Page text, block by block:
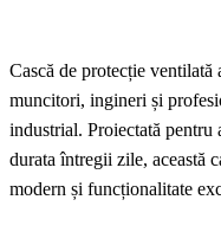
Cască de protecție ventilată
muncitori, ingineri și
industrial. Proiectată
durata întregii zile, această
modern și funcționalitate